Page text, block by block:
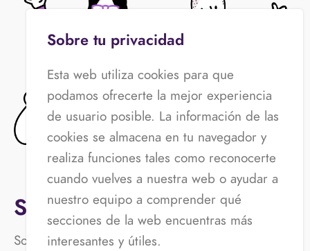
Saluda al equipo
Somos un equipo plural, alegre y que trabaja
Sobre tu privacidad
Esta web utiliza cookies para que
podamos ofrecerte la mejor experiencia
de usuario posible. La información de las
cookies se almacena en tu navegador y
realiza funciones tales como reconocerte
cuando vuelves a nuestra web o ayudar a
nuestro equipo a comprender qué
secciones de la web encuentras más
interesantes y útiles.